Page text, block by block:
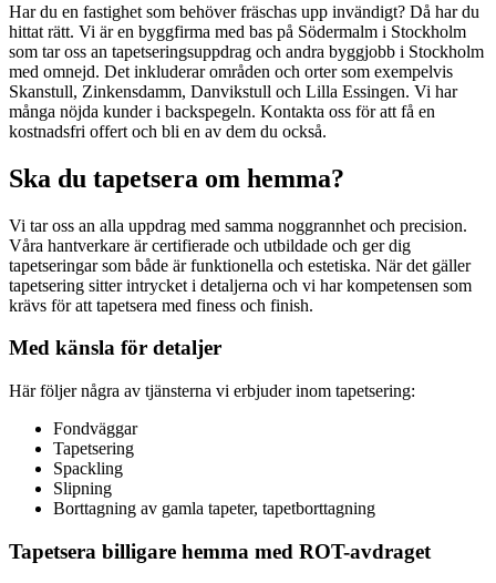
Har du en fastighet som behöver fräschas upp invändigt? Då har du
hittat rätt. Vi är en byggfirma med bas på Södermalm i Stockholm
som tar oss an tapetseringsuppdrag och andra byggjobb i Stockholm
med omnejd. Det inkluderar områden och orter som exempelvis
Skanstull, Zinkensdamm, Danvikstull och Lilla Essingen. Vi har
många nöjda kunder i backspegeln. Kontakta oss för att få en
kostnadsfri offert och bli en av dem du också.
Ska du tapetsera om hemma?
Vi tar oss an alla uppdrag med samma noggrannhet och precision.
Våra hantverkare är certifierade och utbildade och ger dig
tapetseringar som både är funktionella och estetiska. När det gäller
tapetsering sitter intrycket i detaljerna och vi har kompetensen som
krävs för att tapetsera med finess och finish.
Med känsla för detaljer
Här följer några av tjänsterna vi erbjuder inom tapetsering:
Fondväggar
Tapetsering
Spackling
Slipning
Borttagning av gamla tapeter, tapetborttagning
Tapetsera billigare hemma med ROT-avdraget